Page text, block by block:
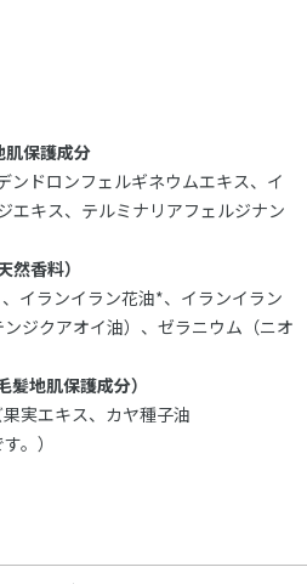
肌保護成分
ンドロンフェルギネウムエキス、イ
エキス、テルミナリアフェルジナン
香料）
イランイラン花油*、イランイラン
ジクアオイ油）、ゼラニウム（ニオ
地肌保護成分）
実エキス、カヤ種子油
。）